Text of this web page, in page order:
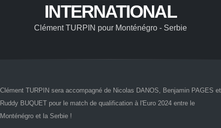
INTERNATIONAL
Clément TURPIN pour Monténégro - Serbie
Clément TURPIN sera accompagné de Nicolas DANOS, Benjamin PAGES et
Ruddy BUQUET pour le match de qualification à l'Euro 2024 entre le
Monténégro et la Serbie !